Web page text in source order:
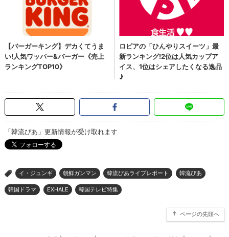
「韓流ぴあ」更新情報が受け取れます
> イ・ジュンギ 朝鮮ガンマン 韓流ぴあライブレポート 韓流ぴあ
韓国ドラマ EXHALE 韓国テレビ特集
ページの先頭へ